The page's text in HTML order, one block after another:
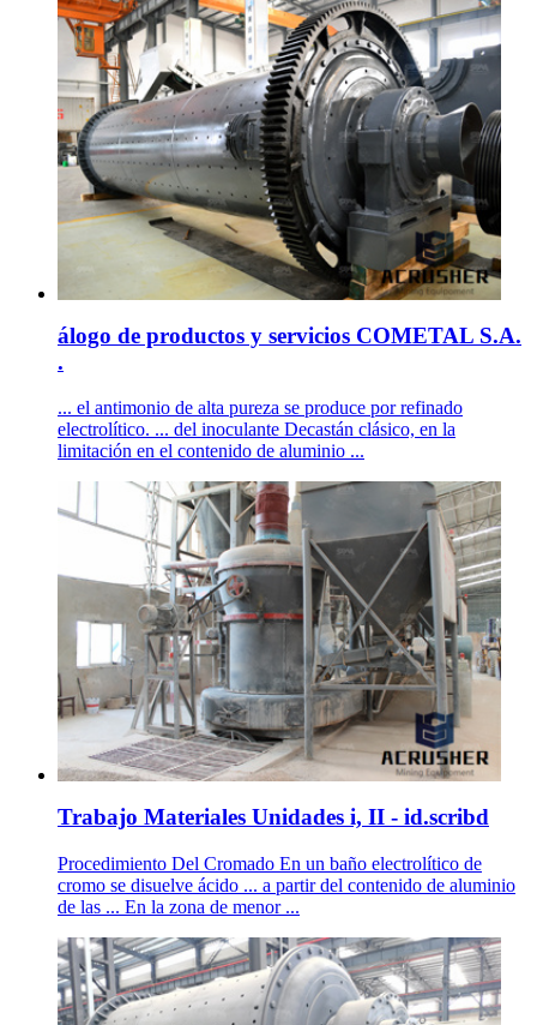
álogo de productos y servicios COMETAL S.A.
.
... el antimonio de alta pureza se produce por refinado
electrolítico. ... del inoculante Decastán clásico, en la
limitación en el contenido de aluminio ...
Trabajo Materiales Unidades i, II - id.scribd
Procedimiento Del Cromado En un baño electrolítico de
cromo se disuelve ácido ... a partir del contenido de aluminio
de las ... En la zona de menor ...